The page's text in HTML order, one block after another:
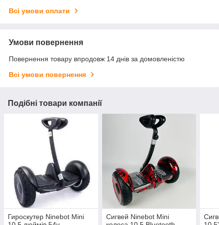
Всі умови оплати
Умови повернення
Повернення товару впродовж 14 днів за домовленістю
Всі умови повернення
Подібні товари компанії
Гироскутер Ninebot Mini
Сигвей Ninebot Mini